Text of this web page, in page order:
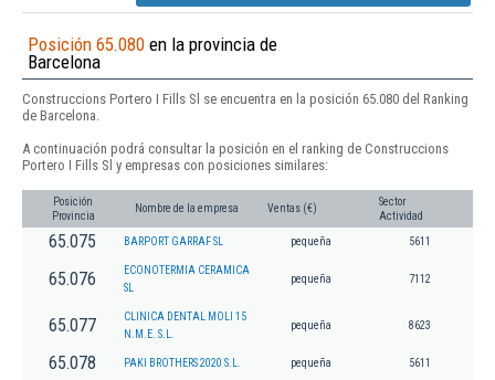
Posición 65.080 en la provincia de
Barcelona
Construccions Portero I Fills Sl se encuentra en la posición 65.080 del Ranking
de Barcelona.
A continuación podrá consultar la posición en el ranking de Construccions
Portero I Fills Sl y empresas con posiciones similares:
Posición
Provincia
Nombre de la empresa Ventas (€)
Sector
Actividad
65.075 BARPORT GARRAF SL pequeña 5611
65.076
ECONOTERMIA CERAMICA
SL
pequeña 7112
65.077
CLINICA DENTAL MOLI 15
N.M.E. S.L.
pequeña 8623
65.078 PAKI BROTHERS 2020 S.L. pequeña 5611